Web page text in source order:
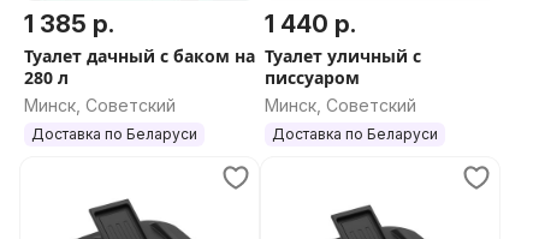
1 385 р.
Туалет дачный с баком на
280 л
Минск, Советский
Доставка по Беларуси
1 440 р.
Туалет уличный c
писсуаром
Минск, Советский
Доставка по Беларуси